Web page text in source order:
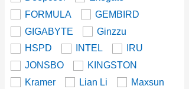
FORMULA
GEMBIRD
GIGABYTE
Ginzzu
HSPD
INTEL
IRU
JONSBO
KINGSTON
Kramer
Lian Li
Maxsun